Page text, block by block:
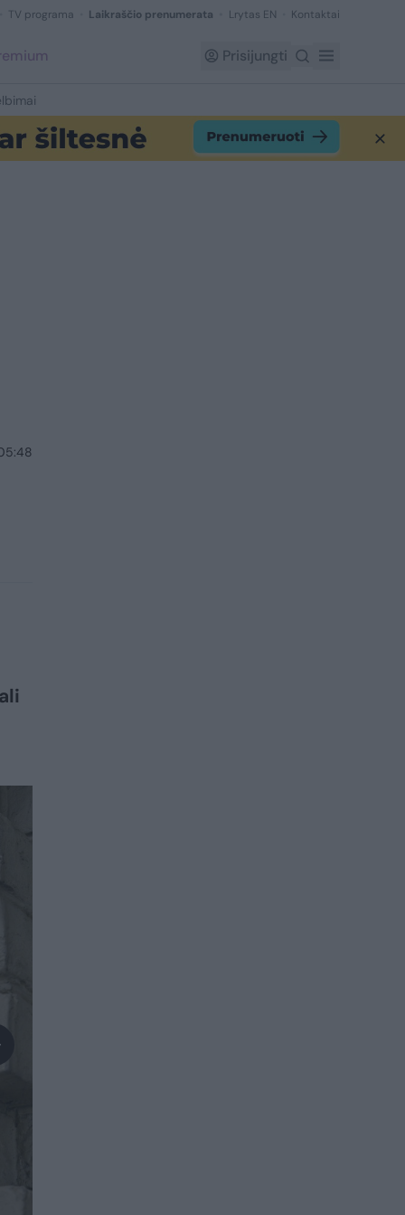
TV programa Laikraščio prenumerata Lrytas EN Kontaktai
Prisijungti